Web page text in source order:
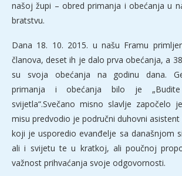
našoj župi – obred primanja i obećanja u
bratstvu.
Dana 18. 10. 2015. u našu Framu
članova, deset ih je dalo prva obećanja, a
su svoja obećanja na godinu dana.
primanja i obećanja bilo je
svijetla“.Svečano misno slavlje započelo
misu predvodio je područni duhovni asistent
koji je usporedio evanđelje sa današnjom
ali i svijetu te u kratkoj, ali poučnoj
važnost prihvaćanja svoje odgovornosti.